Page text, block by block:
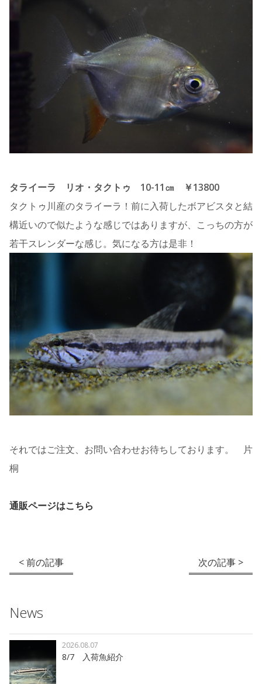
タライーラ リオ・タクトゥ 10-11㎝ ￥13800
タクトゥ川産のタライーラ！前に入荷したボアビスタと結
構近いので似たような感じではありますが、こっちの方が
若干スレンダーな感じ。気になる方は是非！
それではご注文、お問い合わせお待ちしております。 片
桐
通販ページはこちら
< 前の記事 次の記事 >
News
8/7 入荷魚紹介
2026.08.07